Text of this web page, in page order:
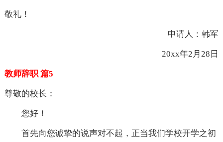
敬礼！
申请人：韩军
20xx年2月28日
教师辞职 篇5
尊敬的校长：
您好！
首先向您诚挚的说声对不起，正当我们学校开学之初